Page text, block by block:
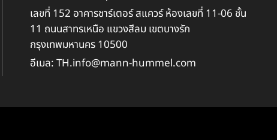
เลขที่ 152 อาคารชาร์เตอร์ สแควร์ ห้องเลขที่ 11-06 ชั้น
11 ถนนสาทรเหนือ แขวงสีลม เขตบางรัก
กรุงเทพมหานคร 10500
อีเมล: TH.info@mann-hummel.com